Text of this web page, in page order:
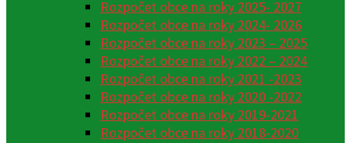
Rozpočet obce na roky 2025- 2027
Rozpočet obce na roky 2024- 2026
Rozpočet obce na roky 2023 – 2025
Rozpočet obce na roky 2022 – 2024
Rozpočet obce na roky 2021 -2023
Rozpočet obce na roky 2020 -2022
Rozpočet obce na roky 2019-2021
Rozpočet obce na roky 2018-2020